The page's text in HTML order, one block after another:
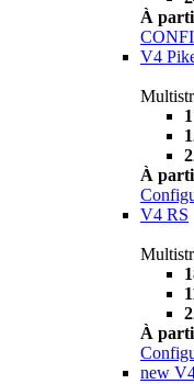
À
V4
À
V4 RS
À
new